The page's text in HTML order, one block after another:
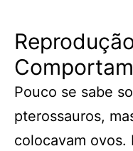
Pouco se sabe
pterossauros,
colocavam ovos.